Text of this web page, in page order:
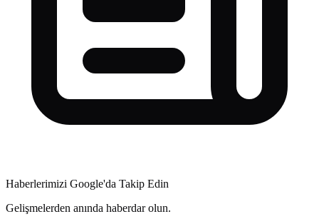
Haberlerimizi Google'da Takip Edin
Gelişmelerden anında haberdar olun.